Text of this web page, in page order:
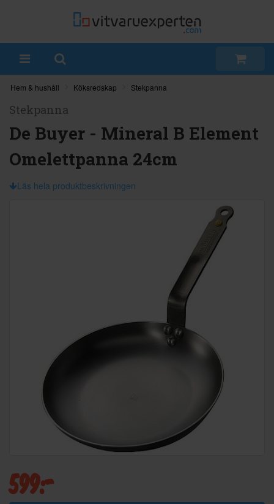
Hem & hushåll Köksredskap Stekpanna
Stekpanna
De Buyer - Mineral B Element
Omelettpanna 24cm
Läs hela produktbeskrivningen
599:-